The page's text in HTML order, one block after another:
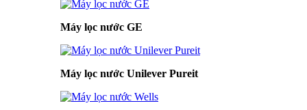
Máy lọc nước GE
Máy lọc nước Unilever Pureit